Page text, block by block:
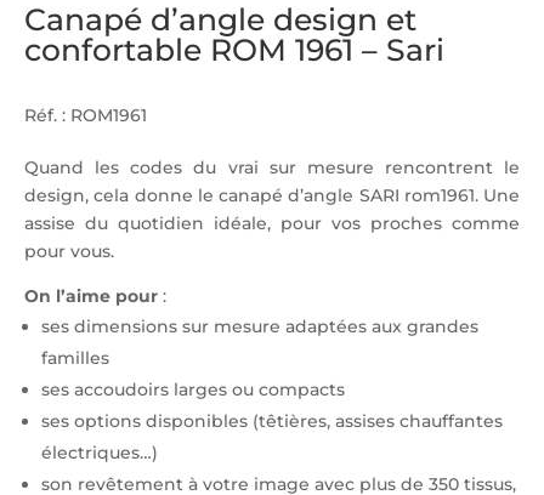
Canapé d’angle design et
confortable ROM 1961 – Sari
Réf. : ROM1961
Quand les codes du vrai sur mesure rencontrent le
design, cela donne le canapé d’angle SARI rom1961. Une
assise du quotidien idéale, pour vos proches comme
pour vous.
On l’aime pour :
ses dimensions sur mesure adaptées aux grandes
familles
ses accoudoirs larges ou compacts
ses options disponibles (têtières, assises chauffantes
électriques…)
son revêtement à votre image avec plus de 350 tissus,